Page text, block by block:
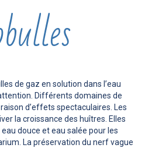
de gaz en solution dans l’eau
Différents domaines de
d’effets spectaculaires. Les
la croissance des huîtres. Elles
douce et eau salée pour les
La préservation du nerf vague